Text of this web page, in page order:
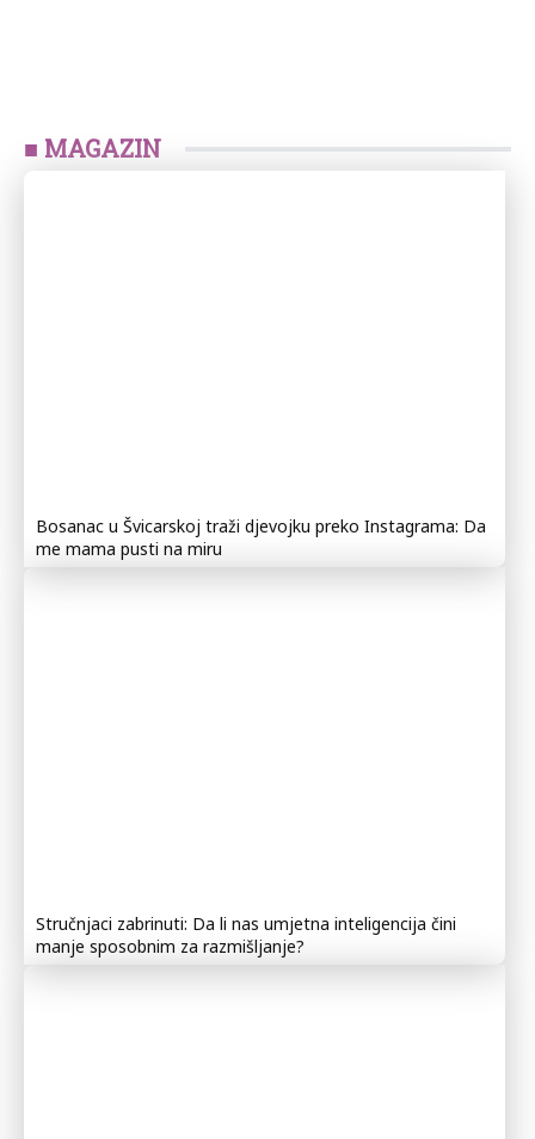
■ MAGAZIN
Bosanac u Švicarskoj traži djevojku preko Instagrama: Da
me mama pusti na miru
Stručnjaci zabrinuti: Da li nas umjetna inteligencija čini
manje sposobnim za razmišljanje?